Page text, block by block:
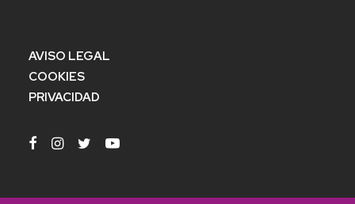
AVISO LEGAL
COOKIES
PRIVACIDAD